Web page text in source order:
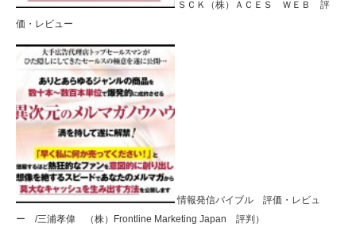
ＳＣＫ（株）ＡＣＥＳ ＷＥＢ 評
価・レビュー
情報発信バイブル 評価・レビュ
ー /三浦孝偉 （株）Frontline Marketing Japan 評判）